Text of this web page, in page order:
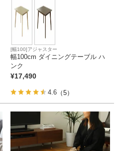
[幅100]アジャスター
幅100cm ダイニングテーブル ハ
ンク
¥17,490
4.6 （5）